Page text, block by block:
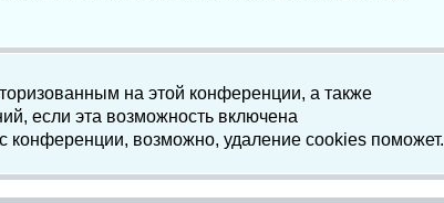
на этой конференции, а также
если эта возможность включена
возможно, удаление cookies поможет.